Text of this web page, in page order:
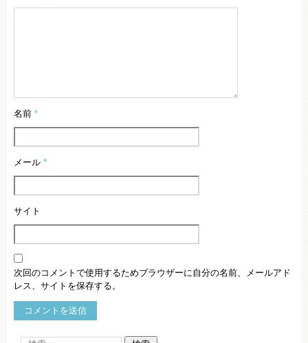
名前 *
メール *
サイト
次回のコメントで使用するためブラウザーに自分の名前、メールアド
レス、サイトを保存する。